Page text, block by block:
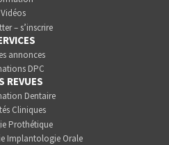
Vidéos
– s’inscrire
annonces
DPC
REVUES
Dentaire
Cliniques
Prothétique
Implantologie Orale